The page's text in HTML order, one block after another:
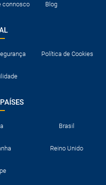
connosco Blog
Política de Cookies
Brasil
Reino Unido